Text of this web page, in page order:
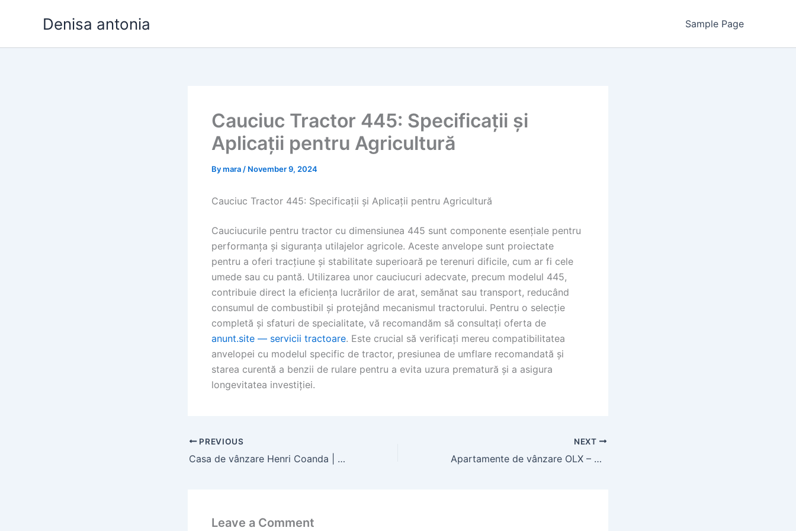
Denisa antonia Sample Page
Cauciuc Tractor 445: Specificații și
Aplicații pentru Agricultură
Bymara / November 9, 2024
Cauciuc Tractor 445: Specificații și Aplicații pentru Agricultură
Cauciucurile pentru tractor cu dimensiunea 445 sunt componente esențiale pentru
performanța și siguranța utilajelor agricole. Aceste anvelope sunt proiectate
pentru a oferi tracțiune și stabilitate superioară pe terenuri dificile, cum ar fi cele
umede sau cu pantă. Utilizarea unor cauciucuri adecvate, precum modelul 445,
contribuie direct la eficiența lucrărilor de arat, semănat sau transport, reducând
consumul de combustibil și protejând mecanismul tractorului. Pentru o selecție
completă și sfaturi de specialitate, vă recomandăm să consultați oferta de
anunt.site — servicii tractoare. Este crucial să verificați mereu compatibilitatea
anvelopei cu modelul specific de tractor, presiunea de umflare recomandată și
starea curentă a benzii de rulare pentru a evita uzura prematură și a asigura
longevitatea investiției.
PREVIOUS
Casa de vânzare Henri Coanda | Apartamente studiouri
NEXT
Apartamente de vânzare OLX – Studiouri în regiunea ta
Leave a Comment